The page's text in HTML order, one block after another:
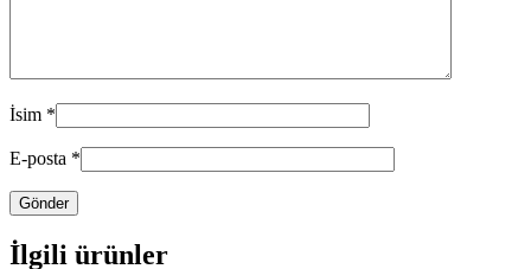
İsim *
E-posta *
İlgili ürünler